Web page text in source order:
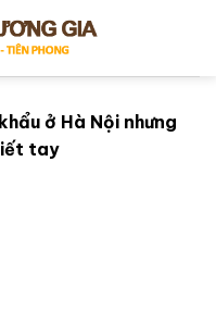
ở Hà Nội nhưng
tay